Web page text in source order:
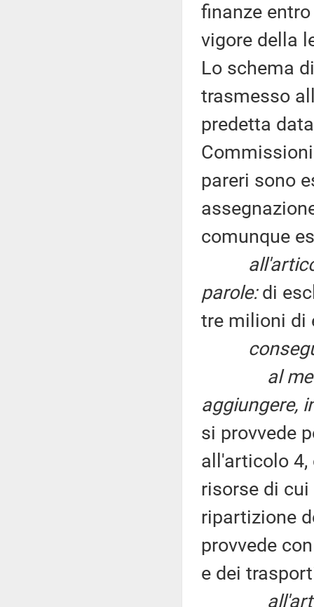
finanze
vigore della
Lo schema
trasmesso
predetta
pareri sono
comunque
parole:di
tre milioni di
al
aggiungere,
si provvede
all'articolo 4,
risorse di
ripartizione
provvede
e dei